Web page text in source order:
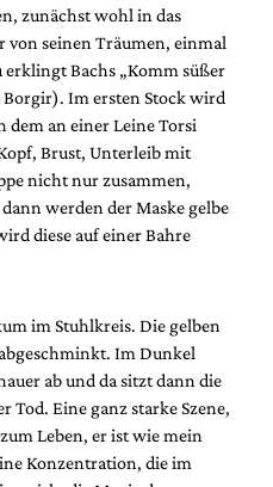
zunächst wohl in das
seinen Träumen, einmal
erklingt Bachs „Komm süßer
Im ersten Stock wird
an einer Leine Torsi
Brust, Unterleib mit
nicht nur zusammen,
werden der Maske gelbe
diese auf einer Bahre
im Stuhlkreis. Die gelben
Im Dunkel
ab und da sitzt dann die
Tod. Eine ganz starke Szene,
Leben, er ist wie mein
Konzentration, die im